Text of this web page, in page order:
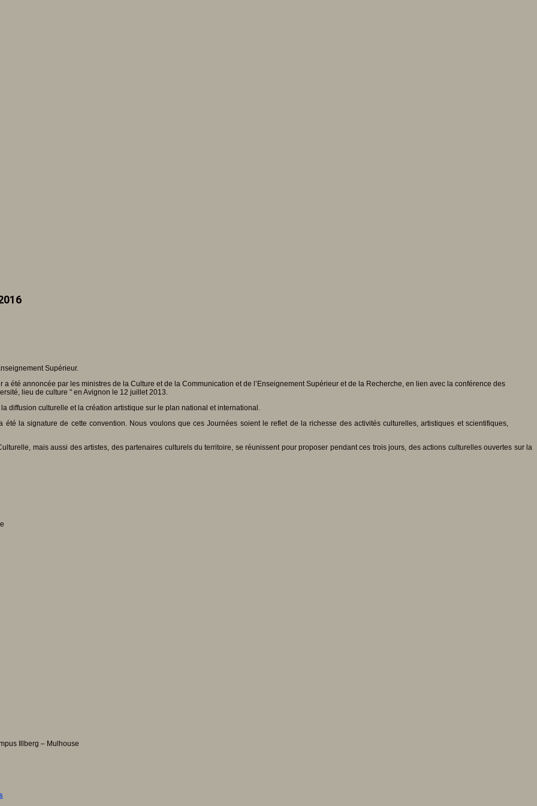
Supérieur.
été annoncée par les ministres de la Culture et de la Communication et de l’Enseignement Supérieur et de la Recherche, en lien avec la conférence des
lieu de culture " en Avignon le 12 juillet 2013.
diffusion culturelle et la création artistique sur le plan national et international.
été la signature de cette convention. Nous voulons que ces Journées soient le reflet de la richesse des activités culturelles, artistiques et scientifiques,
mais aussi des artistes, des partenaires culturels du territoire, se réunissent pour proposer pendant ces trois jours, des actions culturelles ouvertes sur la
Illberg – Mulhouse